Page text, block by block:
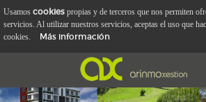
Usamos cookies propias y de terceros que nos permiten
servicios. Al utilizar nuestros servicios, aceptas el uso que
cookies.
Más información